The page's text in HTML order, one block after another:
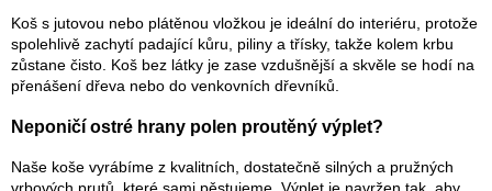
ý
p
i
s
Koš s jutovou nebo plátěnou vložkou je ideální do interiéru, protože
spolehlivě zachytí padající kůru, piliny a třísky, takže kolem krbu
zůstane čisto. Koš bez látky je zase vzdušnější a skvěle se hodí na
přenášení dřeva nebo do venkovních dřevníků.
Neponičí ostré hrany polen proutěný výplet?
Naše koše vyrábíme z kvalitních, dostatečně silných a pružných
vrbových prutů, které sami pěstujeme. Výplet je navržen tak, aby